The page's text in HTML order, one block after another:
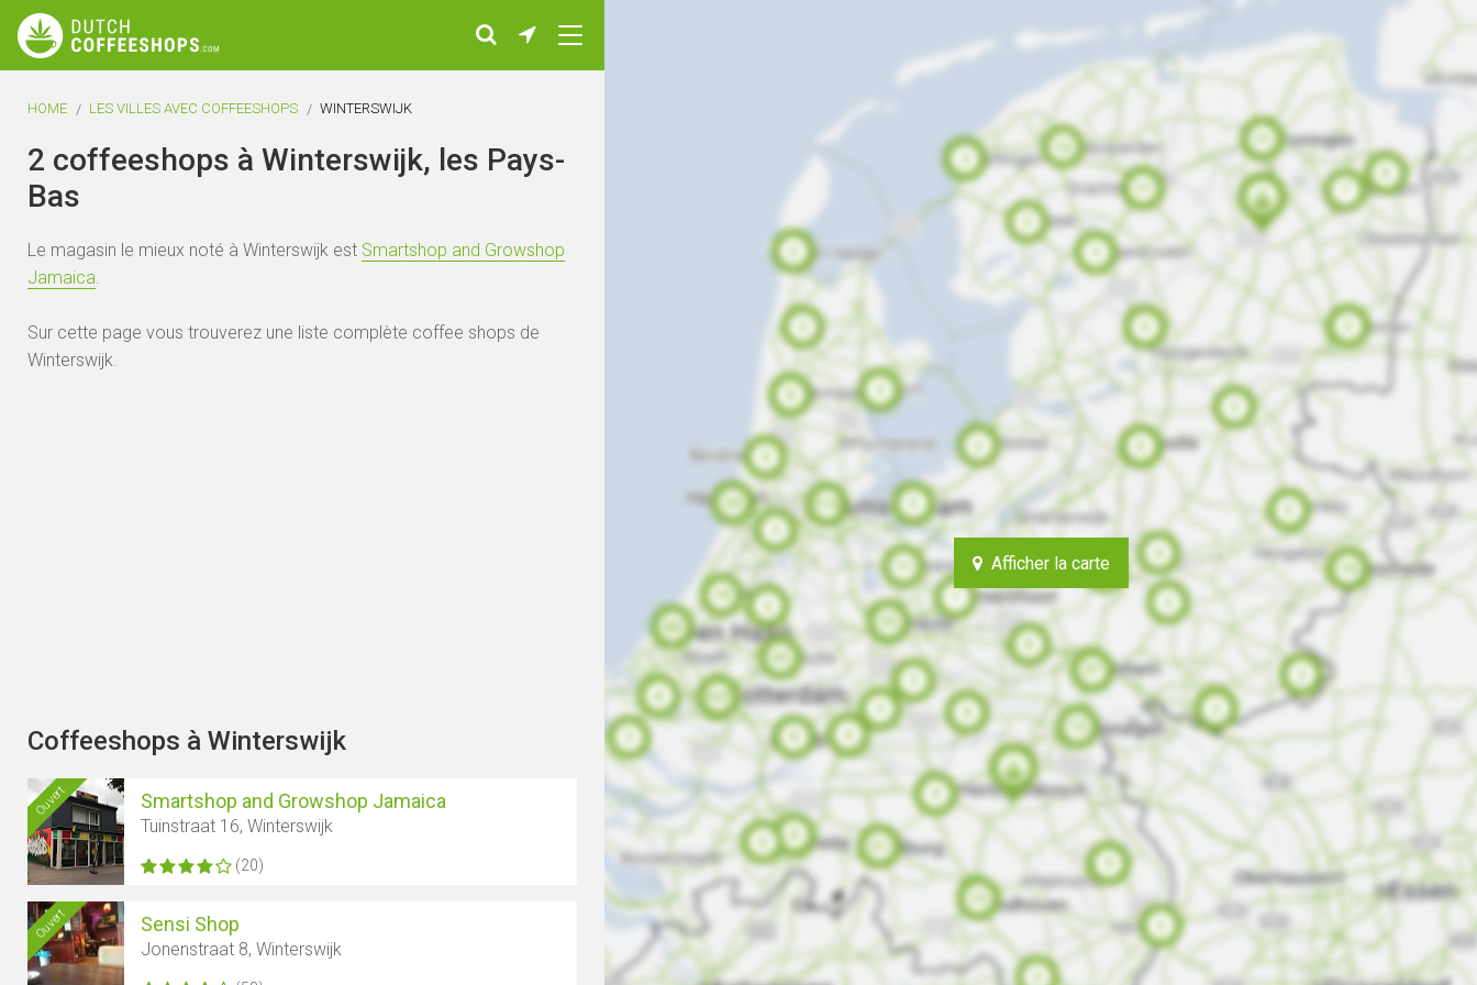
Afficher la carte
HOME LES VILLES AVEC COFFEESHOPS WINTERSWIJK
2 coffeeshops à Winterswijk, les Pays-
Bas
Le magasin le mieux noté à Winterswijk est Smartshop and Growshop
Jamaica.
Sur cette page vous trouverez une liste complète coffee shops de
Winterswijk.
Coffeeshops à Winterswijk
Ouvert Smartshop and Growshop Jamaica
Tuinstraat 16, Winterswijk
(20)
Ouvert Sensi Shop
Jonenstraat 8, Winterswijk